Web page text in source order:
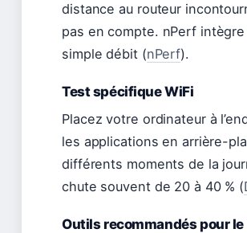
distance au routeur
pas en compte. nPerf
simple débit (nPerf).
Test spécifique WiFi
Placez votre ordinateur à
les applications en arrière-
différents moments de la
chute souvent de 20 à 40 % (
Outils recommandés pour le